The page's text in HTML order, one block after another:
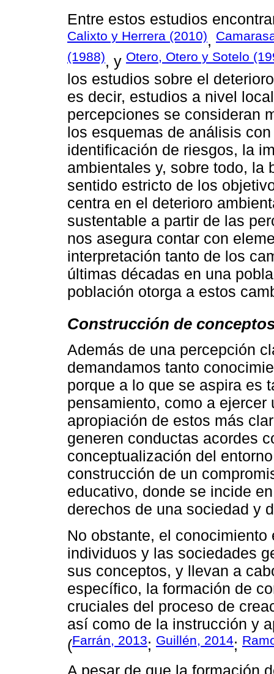
Entre estos estudios
Calixto y Herrera (2010),
(1988), y Otero, Otero y Sotelo
los estudios sobre el
es decir, estudios a nivel
percepciones se consideran
los esquemas de análisis
identificación de riesgos, la
ambientales y, sobre todo, la
sentido estricto de los
centra en el deterioro
sustentable a partir de las
nos asegura contar con
interpretación tanto de los
últimas décadas en una
población otorga a estos
Construcción de
Además de una percepción
demandamos tanto
porque a lo que se aspira es
pensamiento, como a
apropiación de estos más
generen conductas acordes
conceptualización del
construcción de un
educativo, donde se incide
derechos de una sociedad y
No obstante, el
individuos y las sociedades
sus conceptos, y llevan a
específico, la formación de
cruciales del proceso de
así como de la instrucción y
(Farrán, 2013; Guillén, 2014;
A pesar de que la formación